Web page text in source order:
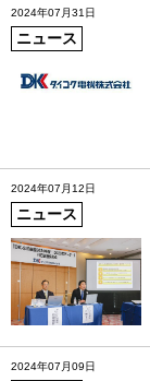
2024年07月31日
ニュース
2024年07月12日
ニュース
2024年07月09日